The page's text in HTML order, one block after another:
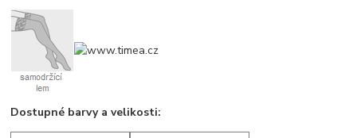
Dostupné barvy a velikosti: